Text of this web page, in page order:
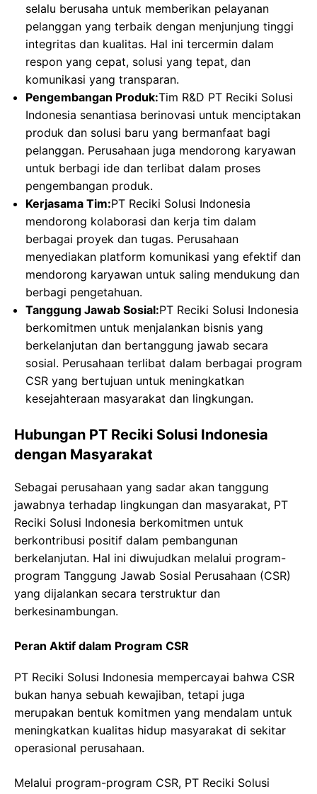
selalu berusaha untuk memberikan pelayanan
pelanggan yang terbaik dengan menjunjung tinggi
integritas dan kualitas. Hal ini tercermin dalam
respon yang cepat, solusi yang tepat, dan
komunikasi yang transparan.
Pengembangan Produk:Tim R&D PT Reciki Solusi
Indonesia senantiasa berinovasi untuk menciptakan
produk dan solusi baru yang bermanfaat bagi
pelanggan. Perusahaan juga mendorong karyawan
untuk berbagi ide dan terlibat dalam proses
pengembangan produk.
Kerjasama Tim:PT Reciki Solusi Indonesia
mendorong kolaborasi dan kerja tim dalam
berbagai proyek dan tugas. Perusahaan
menyediakan platform komunikasi yang efektif dan
mendorong karyawan untuk saling mendukung dan
berbagi pengetahuan.
Tanggung Jawab Sosial:PT Reciki Solusi Indonesia
berkomitmen untuk menjalankan bisnis yang
berkelanjutan dan bertanggung jawab secara
sosial. Perusahaan terlibat dalam berbagai program
CSR yang bertujuan untuk meningkatkan
kesejahteraan masyarakat dan lingkungan.
Hubungan PT Reciki Solusi Indonesia
dengan Masyarakat
Sebagai perusahaan yang sadar akan tanggung
jawabnya terhadap lingkungan dan masyarakat, PT
Reciki Solusi Indonesia berkomitmen untuk
berkontribusi positif dalam pembangunan
berkelanjutan. Hal ini diwujudkan melalui program-
program Tanggung Jawab Sosial Perusahaan (CSR)
yang dijalankan secara terstruktur dan
berkesinambungan.
Peran Aktif dalam Program CSR
PT Reciki Solusi Indonesia mempercayai bahwa CSR
bukan hanya sebuah kewajiban, tetapi juga
merupakan bentuk komitmen yang mendalam untuk
meningkatkan kualitas hidup masyarakat di sekitar
operasional perusahaan.
Melalui program-program CSR, PT Reciki Solusi